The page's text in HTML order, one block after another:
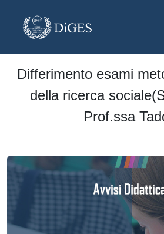
Differimento esami
della ricerca
Prof.ssa